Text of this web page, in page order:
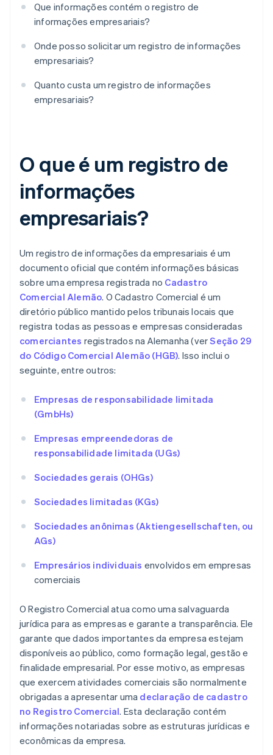
Que informações contém o registro de
informações empresariais?
Onde posso solicitar um registro de informações
empresariais?
Quanto custa um registro de informações
empresariais?
O que é um registro de
informações
empresariais?
Um registro de informações da empresariais é um
documento oficial que contém informações básicas
sobre uma empresa registrada no Cadastro
Comercial Alemão. O Cadastro Comercial é um
diretório público mantido pelos tribunais locais que
registra todas as pessoas e empresas consideradas
comerciantes registrados na Alemanha (verSeção 29
do Código Comercial Alemão (HGB). Isso inclui o
seguinte, entre outros:
Empresas de responsabilidade limitada
(GmbHs)
Empresas empreendedoras de
responsabilidade limitada (UGs)
Sociedades gerais (OHGs)
Sociedades limitadas (KGs)
Sociedades anônimas (Aktiengesellschaften, ou
AGs)
Empresários individuais envolvidos em empresas
comerciais
O Registro Comercial atua como uma salvaguarda
jurídica para as empresas e garante a transparência. Ele
garante que dados importantes da empresa estejam
disponíveis ao público, como formação legal, gestão e
finalidade empresarial. Por esse motivo, as empresas
que exercem atividades comerciais são normalmente
obrigadas a apresentar uma declaração de cadastro
no Registro Comercial. Esta declaração contém
informações notariadas sobre as estruturas jurídicas e
econômicas da empresa.